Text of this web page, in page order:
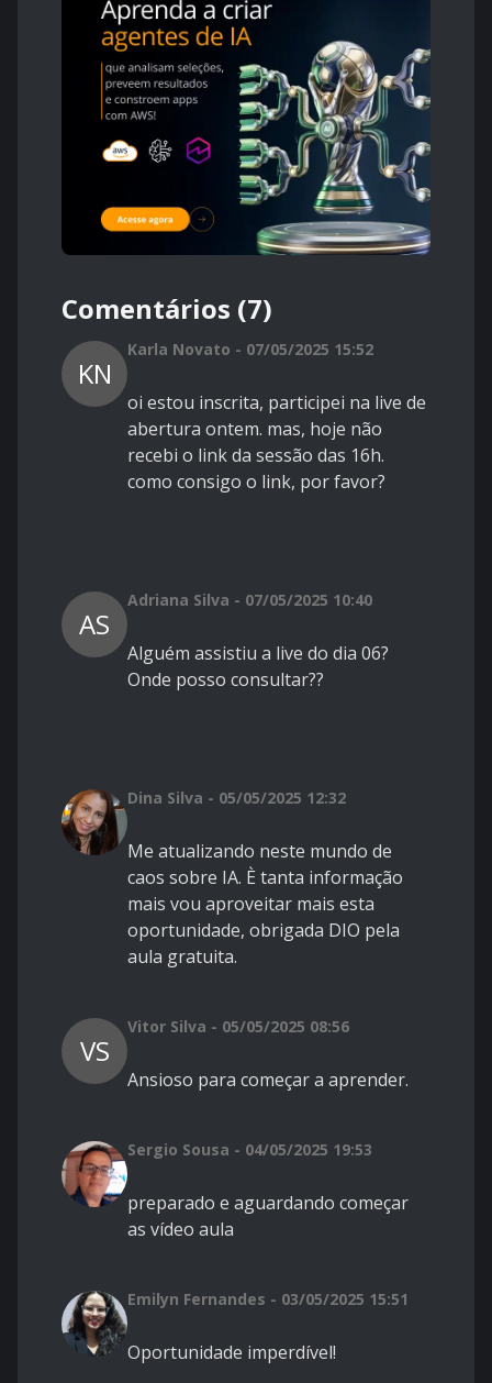
Comentários (7)
KN
Karla Novato - 07/05/2025 15:52
oi estou inscrita, participei na live de
abertura ontem. mas, hoje não
recebi o link da sessão das 16h.
como consigo o link, por favor?
AS
Adriana Silva - 07/05/2025 10:40
Alguém assistiu a live do dia 06?
Onde posso consultar??
Dina Silva - 05/05/2025 12:32
Me atualizando neste mundo de
caos sobre IA. È tanta informação
mais vou aproveitar mais esta
oportunidade, obrigada DIO pela
aula gratuita.
VS
Vitor Silva - 05/05/2025 08:56
Ansioso para começar a aprender.
Sergio Sousa - 04/05/2025 19:53
preparado e aguardando começar
as vídeo aula
Emilyn Fernandes - 03/05/2025 15:51
Oportunidade imperdível!